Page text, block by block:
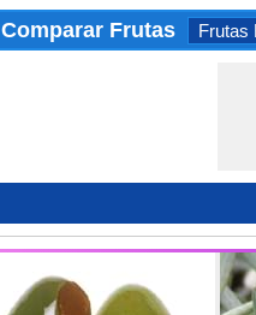
Comparar Frutas Frutas